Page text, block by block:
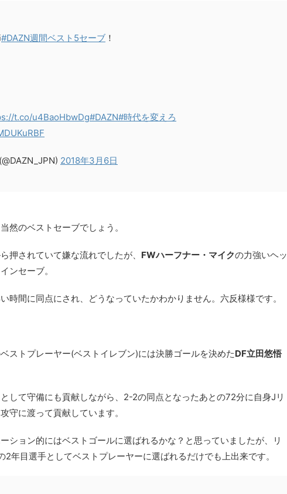
#DAZN週間ベスト5セーブ ！
t.co/u4BaoHbwDg#DAZN#時代を変えろ
2018年3月6日
然のベストセーブでしょう。
押されていて嫌な流れでしたが、 FWハーフナー・マイクの力強いヘッ
ンセーブ。
時間に同点にされ、どうなっていたかわかりません。六反様様です。
ストプレーヤー(ベストイレブン)には決勝ゴールを決めたDF立田悠悟
して守備にも貢献しながら、2-2の同点となったあとの72分に自身Jリ
守に渡って貢献しています。
ション的にはベストゴールに選ばれるかな？と思っていましたが、リ
2年目選手としてベストプレーヤーに選ばれるだけでも上出来です。